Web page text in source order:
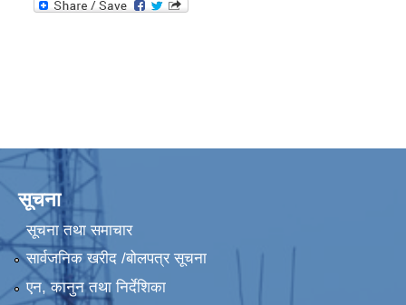
सूचना
सूचना तथा समाचार
सार्वजनिक खरीद /बोलपत्र सूचना
एन, कानुन तथा निर्देशिका